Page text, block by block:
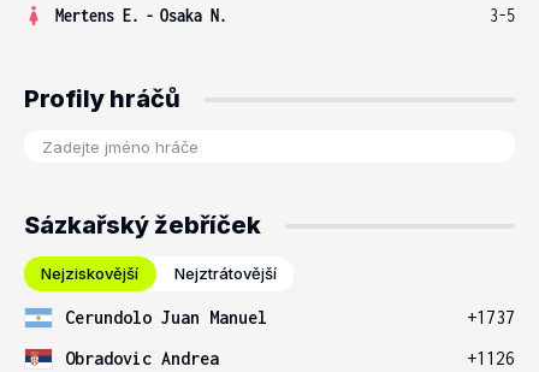
Mertens E. - Osaka N. 3-5
Profily hráčů
Sázkařský žebříček
Nejziskovější Nejztrátovější
Cerundolo Juan Manuel
+1737
Obradovic Andrea
+1126